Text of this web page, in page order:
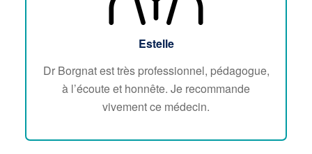
Estelle
Dr Borgnat est très professionnel, pédagogue,
à l’écoute et honnête. Je recommande
vivement ce médecin.